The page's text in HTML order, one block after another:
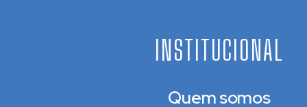
INSTITUCIONAL
Quem somos